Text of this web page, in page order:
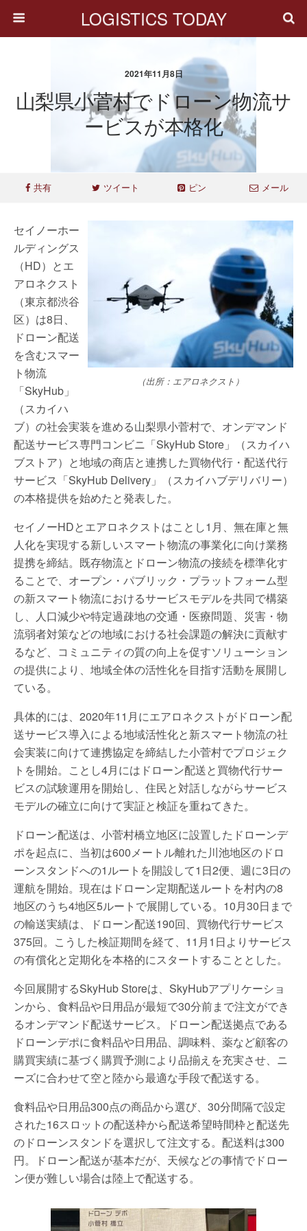
LOGISTICS TODAY
2021年11月8日
山梨県小菅村でドローン物流サ
ービスが本格化
共有 ツイート ピン メール
（出所：エアロネクスト）
セイノーホー
ルディングス
（HD）とエ
アロネクスト
（東京都渋谷
区）は8日、
ドローン配送
を含むスマー
ト物流
「SkyHub」
（スカイハ
ブ）の社会実装を進める山梨県小菅村で、オンデマンド
配送サービス専門コンビニ「SkyHub Store」（スカイハ
ブストア）と地域の商店と連携した買物代行・配送代行
サービス「SkyHub Delivery」（スカイハブデリバリー）
の本格提供を始めたと発表した。
セイノーHDとエアロネクストはことし1月、無在庫と無
人化を実現する新しいスマート物流の事業化に向け業務
提携を締結。既存物流とドローン物流の接続を標準化す
ることで、オープン・パブリック・プラットフォーム型
の新スマート物流におけるサービスモデルを共同で構築
し、人口減少や特定過疎地の交通・医療問題、災害・物
流弱者対策などの地域における社会課題の解決に貢献す
るなど、コミュニティの質の向上を促すソリューション
の提供により、地域全体の活性化を目指す活動を展開し
ている。
具体的には、2020年11月にエアロネクストがドローン配
送サービス導入による地域活性化と新スマート物流の社
会実装に向けて連携協定を締結した小菅村でプロジェク
トを開始。ことし4月にはドローン配送と買物代行サー
ビスの試験運用を開始し、住民と対話しながらサービス
モデルの確立に向けて実証と検証を重ねてきた。
ドローン配送は、小菅村橋立地区に設置したドローンデ
ポを起点に、当初は600メートル離れた川池地区のドロ
ーンスタンドへの1ルートを開設して1日2便、週に3日の
運航を開始。現在はドローン定期配送ルートを村内の8
地区のうち4地区5ルートで展開している。10月30日まで
の輸送実績は、ドローン配送190回、買物代行サービス
375回。こうした検証期間を経て、11月1日よりサービス
の有償化と定期化を本格的にスタートすることとした。
今回展開するSkyHub Storeは、SkyHubアプリケーショ
ンから、食料品や日用品が最短で30分前まで注文ができ
るオンデマンド配送サービス。ドローン配送拠点である
ドローンデポに食料品や日用品、調味料、薬など顧客の
購買実績に基づく購買予測により品揃えを充実させ、ニ
ーズに合わせて空と陸から最適な手段で配送する。
食料品や日用品300点の商品から選び、30分間隔で設定
された16スロットの配送枠から配送希望時間枠と配送先
のドローンスタンドを選択して注文する。配送料は300
円。ドローン配送が基本だが、天候などの事情でドロー
ン便が難しい場合は陸上で配送する。